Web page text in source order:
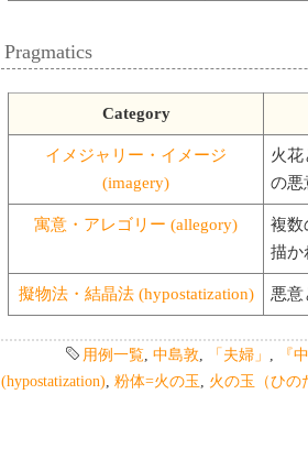
Pragmatics
Category
イメジャリー・イメージ
(imagery)
火花
の悪
寓意・アレゴリー (allegory)
複数
描か
擬物法・結晶法 (hypostatization) 悪意
用例一覧 中島敦 「夫婦」 『
(hypostatization) 粉体=火の玉 火の玉（ひの